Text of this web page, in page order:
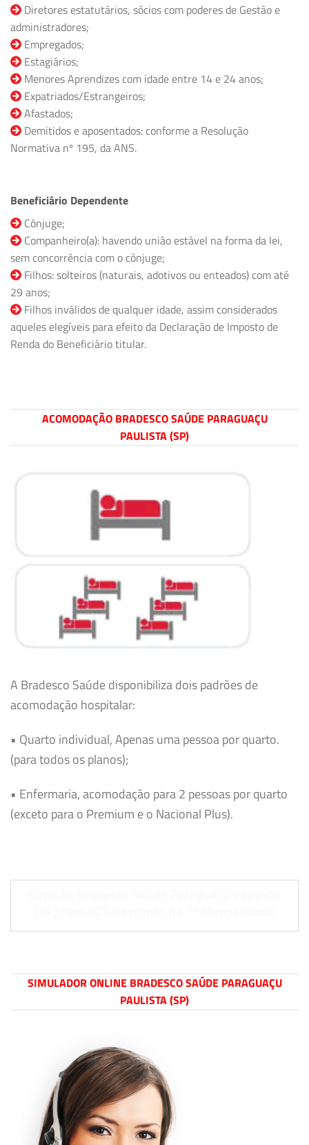
Diretores estatutários, sócios com poderes de Gestão e
administradores;
Empregados;
Estagiários;
Menores Aprendizes com idade entre 14 e 24 anos;
Expatriados/Estrangeiros;
Afastados;
Demitidos e aposentados: conforme a Resolução
Normativa nº 195, da ANS.
Beneficiário Dependente
Cônjuge;
Companheiro(a): havendo união estável na forma da lei,
sem concorrência com o cônjuge;
Filhos: solteiros (naturais, adotivos ou enteados) com até
29 anos;
Filhos inválidos de qualquer idade, assim considerados
aqueles elegíveis para efeito da Declaração de Imposto de
Renda do Beneficiário titular.
ACOMODAÇÃO BRADESCO SAÚDE PARAGUAÇU
PAULISTA (SP)
A Bradesco Saúde disponibiliza dois padrões de
acomodação hospitalar:
• Quarto individual, Apenas uma pessoa por quarto.
(para todos os planos);
• Enfermaria, acomodação para 2 pessoas por quarto
(exceto para o Premium e o Nacional Plus).
SIMULADOR ONLINE BRADESCO SAÚDE PARAGUAÇU
PAULISTA (SP)